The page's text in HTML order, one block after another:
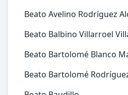
Beato Avelino Rodríguez
Beato Balbino Villarroel
Beato Bartolomé Blanco
Beato Bartolomé